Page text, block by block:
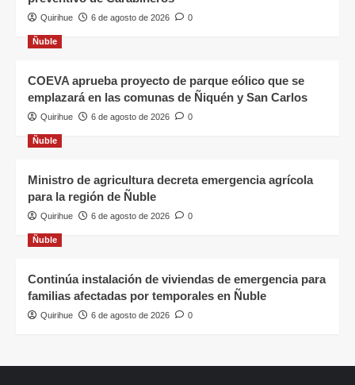
Quirihue 6 de agosto de 2026 0
Ñuble
COEVA aprueba proyecto de parque eólico que se
emplazará en las comunas de Ñiquén y San Carlos
Quirihue 6 de agosto de 2026 0
Ñuble
Ministro de agricultura decreta emergencia agrícola
para la región de Ñuble
Quirihue 6 de agosto de 2026 0
Ñuble
Continúa instalación de viviendas de emergencia para
familias afectadas por temporales en Ñuble
Quirihue 6 de agosto de 2026 0